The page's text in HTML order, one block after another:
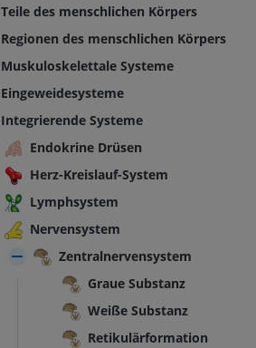
Teile des menschlichen Körpers
Regionen des menschlichen Körpers
Muskuloskelettale Systeme
Eingeweidesysteme
Integrierende Systeme
Endokrine Drüsen
Herz-Kreislauf-System
Lymphsystem
Nervensystem
Zentralnervensystem
Graue Substanz
Weiße Substanz
Retikulärformation